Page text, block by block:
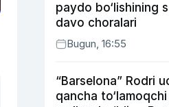
paydo bo‘lishining
davo choralari
Bugun, 16:55
“Barselona” Rodri
qancha